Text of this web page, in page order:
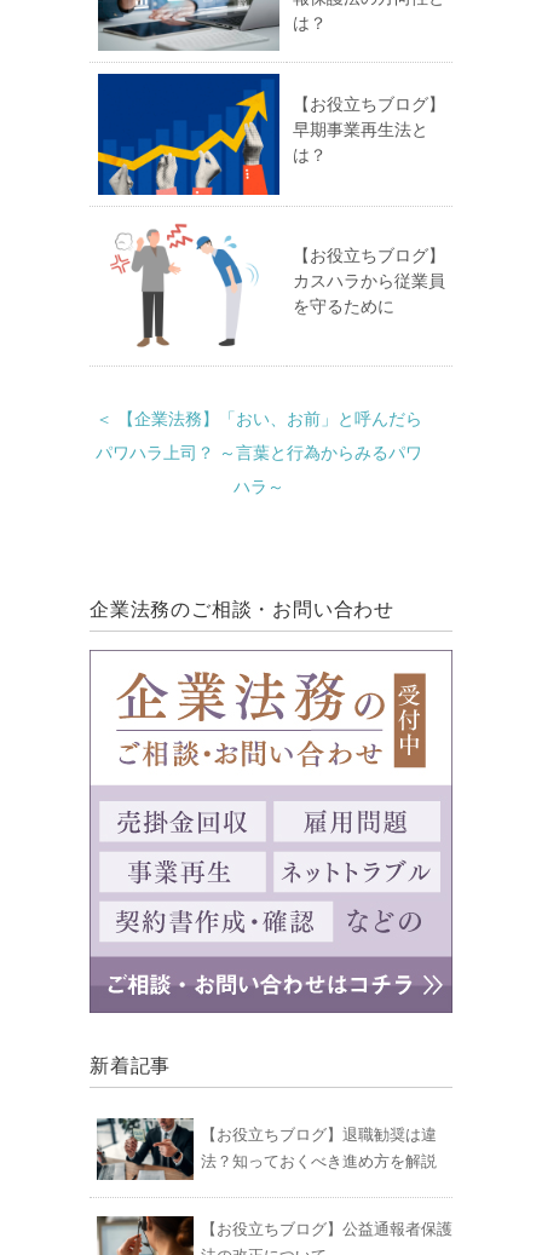
は？
【お役立ちブログ】
早期事業再生法と
は？
【お役立ちブログ】
カスハラから従業員
を守るために
＜ 【企業法務】「おい、お前」と呼んだら
パワハラ上司？ ～言葉と行為からみるパワ
ハラ～
企業法務のご相談・お問い合わせ
新着記事
【お役立ちブログ】退職勧奨は違
法？知っておくべき進め方を解説
【お役立ちブログ】公益通報者保護